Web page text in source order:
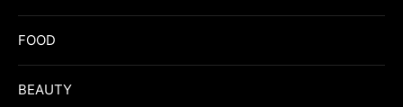
FOOD
BEAUTY